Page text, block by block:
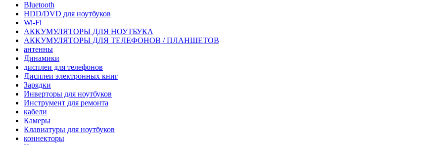
Bluetooth
HDD/DVD для ноутбуков
Wi-Fi
АККУМУЛЯТОРЫ ДЛЯ НОУТБУКА
АККУМУЛЯТОРЫ ДЛЯ ТЕЛЕФОНОВ / ПЛАНШЕТОВ
антенны
Динамики
дисплеи для телефонов
Дисплеи электронных книг
Зарядки
Инверторы для ноутбуков
Инструмент для ремонта
кабели
Камеры
Клавиатуры для ноутбуков
коннекторы